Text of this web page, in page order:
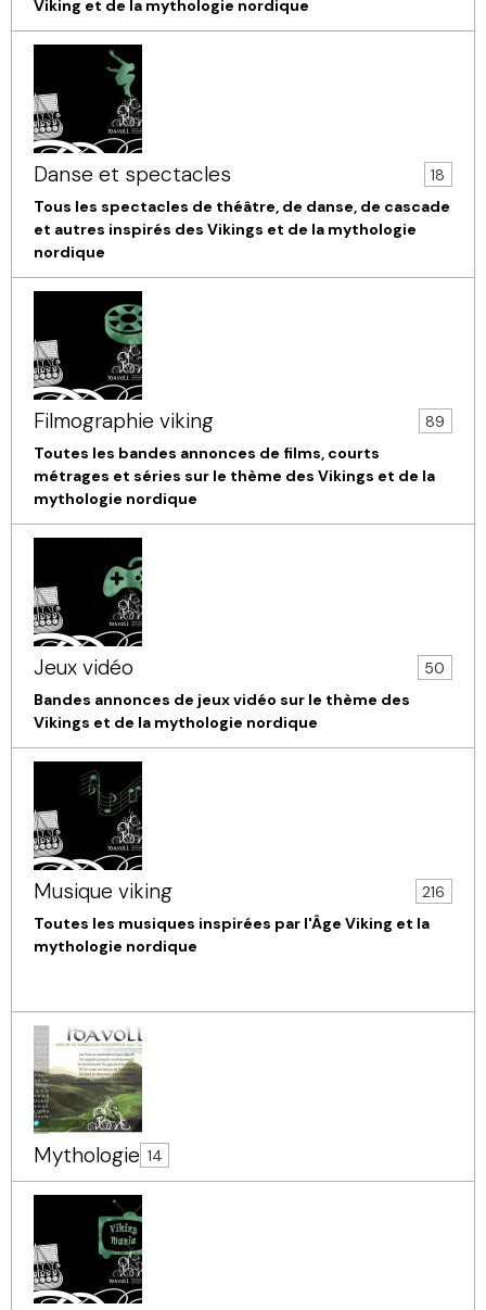
Viking et de la mythologie nordique
Danse et spectacles
18
Tous les spectacles de théâtre, de danse, de cascade
et autres inspirés des Vikings et de la mythologie
nordique
Filmographie viking
89
Toutes les bandes annonces de films, courts
métrages et séries sur le thème des Vikings et de la
mythologie nordique
Jeux vidéo
50
Bandes annonces de jeux vidéo sur le thème des
Vikings et de la mythologie nordique
Musique viking
216
Toutes les musiques inspirées par l'Âge Viking et la
mythologie nordique
Mythologie 14